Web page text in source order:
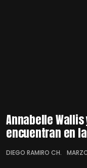
Annabelle
encuentran en
DIEGO RAMIRO CH.